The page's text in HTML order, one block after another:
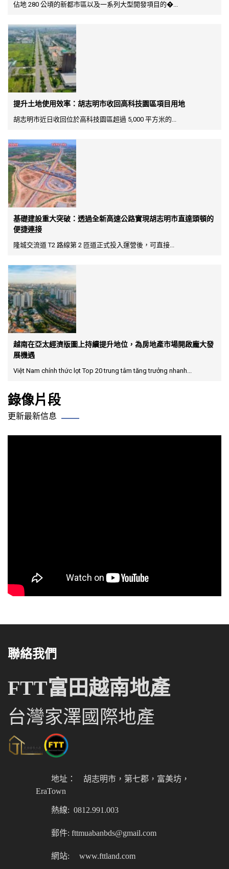
佔地 280 公頃的新都市區以及一系列大型開發項目的�...
提升土地使用效率：胡志明市收回高科技園區項目用地
胡志明市近日收回位於高科技園區超過 5,000 平方米的...
基礎建設重大突破：透過全新高速公路實現胡志明市直達頭頓的
便捷連接
隆城交流道 T2 路線第 2 匝道正式投入運營後，可直接...
越南在亞太經濟版圖上持續提升地位，為房地產市場開啟龐大發
展機遇
Việt Nam chính thức lọt Top 20 trung tâm tăng trưởng nhanh...
錄像片段
更新最新信息
聯絡我們
FTT富田越南地產
台灣家澤國際地產
地址：
胡志明市，第七郡，富美坊，
EraTown
熱線: 0812.991.003
郵件: fttmuabanbds@gmail.com
網站: www.fttland.com